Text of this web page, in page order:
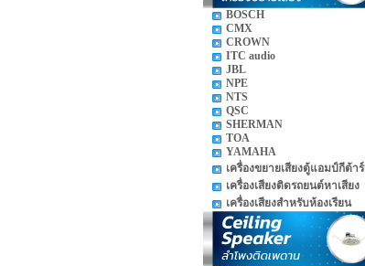
BOSCH
CMX
CROWN
ITC audio
JBL
NPE
NTS
QSC
SHERMAN
TOA
YAMAHA
เครื่องขยายเสียงตู้แอมป์กีต้าร์
เครื่องเสียงติดรถยนต์หาเสียง
เครื่องเสียงสำหรับห้องเรียน